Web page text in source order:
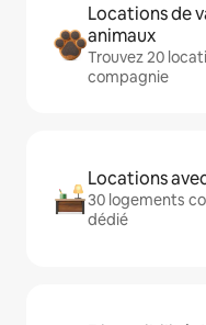
Locations de
animaux
Trouvez 20
compagnie
Locations
30 logements
dédié